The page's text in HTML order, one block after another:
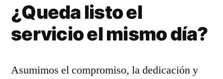
¿Queda listo el
servicio el mismo día?
Asumimos el compromiso, la dedicación y